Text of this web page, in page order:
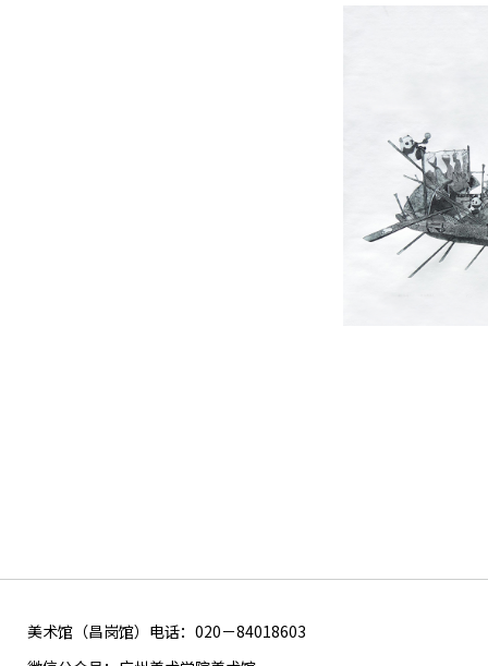
美术馆（昌岗馆）电话：020－84018603